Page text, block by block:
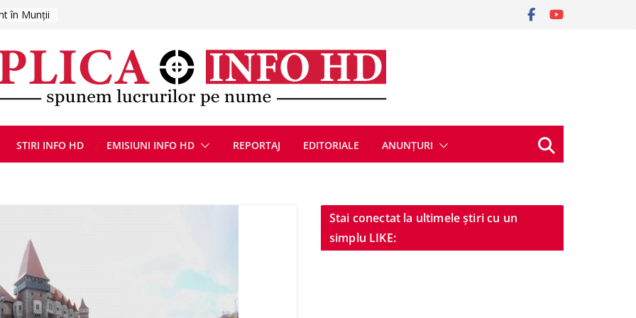
pe
cu un
a
Bărbat
cu
Evul
STIRI INFO HD EMISIUNI INFO HD REPORTAJ EDITORIALE ANUNȚURI
Stai conectat la ultimele știri cu un
simplu LIKE: